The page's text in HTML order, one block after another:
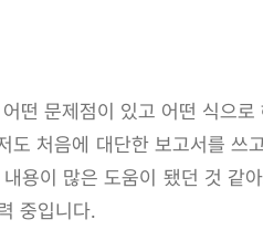
떤 문제점이 있고 어떤 식으
처음에 대단한 보고서를 쓰
용이 많은 도움이 됐던 것 같
중입니다.